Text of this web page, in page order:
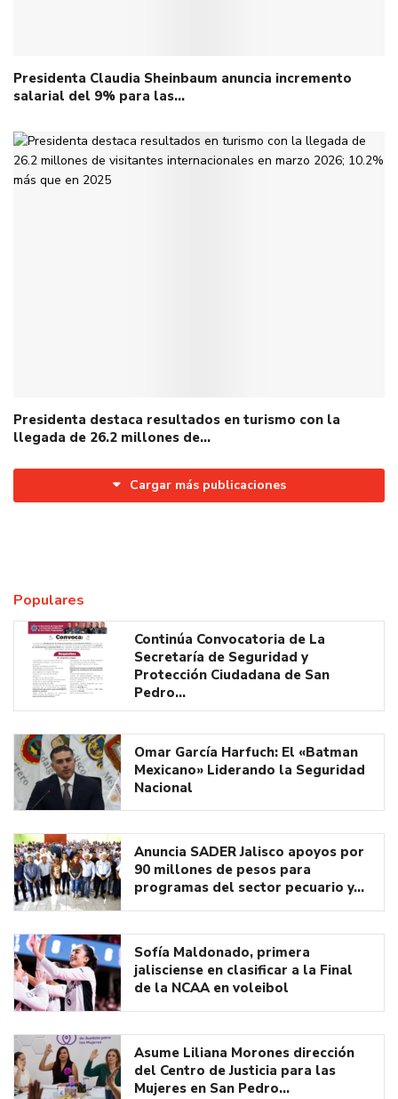
Presidenta Claudia Sheinbaum anuncia incremento
salarial del 9% para las…
Presidenta destaca resultados en turismo con la
llegada de 26.2 millones de…
Cargar más publicaciones
Populares
Continúa Convocatoria de La
Secretaría de Seguridad y
Protección Ciudadana de San
Pedro…
Omar García Harfuch: El «Batman
Mexicano» Liderando la Seguridad
Nacional
Anuncia SADER Jalisco apoyos por
90 millones de pesos para
programas del sector pecuario y…
Sofía Maldonado, primera
jalisciense en clasificar a la Final
de la NCAA en voleibol
Asume Liliana Morones dirección
del Centro de Justicia para las
Mujeres en San Pedro…